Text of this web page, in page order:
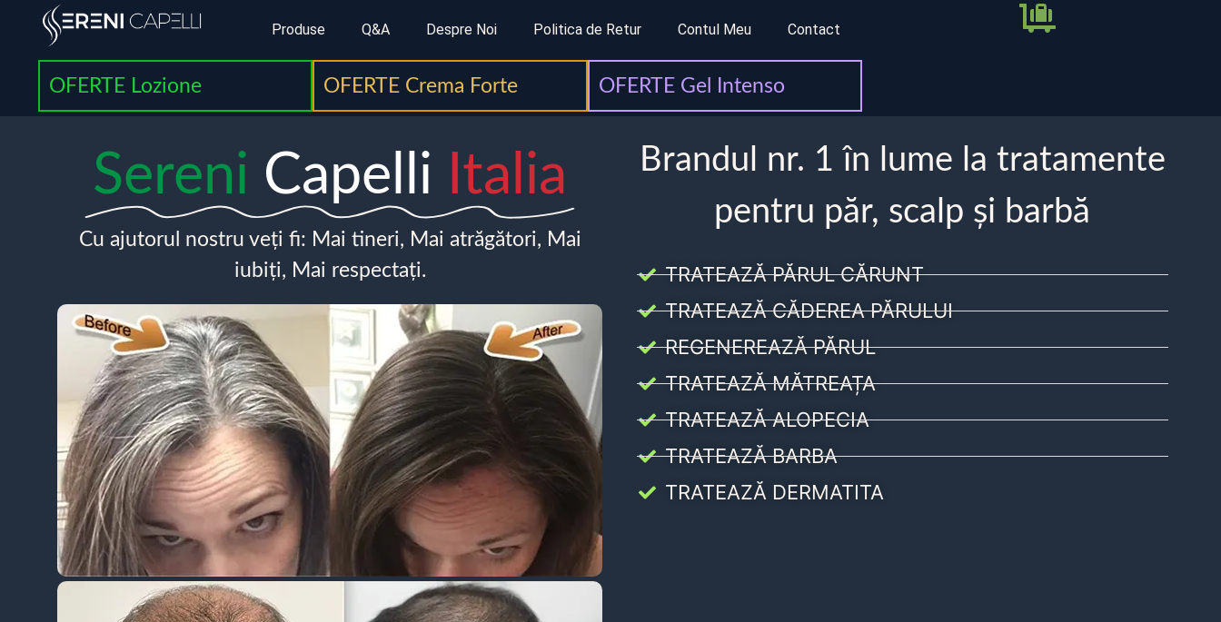
Produse Q&A Despre Noi Politica de Retur Contul Meu Contact
OFERTE Lozione OFERTE Crema Forte OFERTE Gel Intenso
Sereni Capelli Italia
Cu ajutorul nostru veți fi: Mai tineri, Mai atrăgători, Mai
iubiți, Mai respectați.
Brandul nr. 1 în lume la tratamente
pentru păr, scalp și barbă
TRATEAZĂ PĂRUL CĂRUNT
TRATEAZĂ CĂDEREA PĂRULUI
REGENEREAZĂ PĂRUL
TRATEAZĂ MĂTREAȚA
TRATEAZĂ ALOPECIA
TRATEAZĂ BARBA
TRATEAZĂ DERMATITA